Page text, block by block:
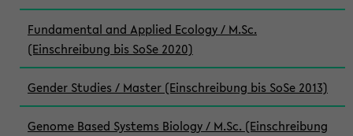
Fundamental and Applied Ecology / M.Sc.
(Einschreibung bis SoSe 2020)
Gender Studies / Master (Einschreibung bis SoSe 2013)
Genome Based Systems Biology / M.Sc. (Einschreibung